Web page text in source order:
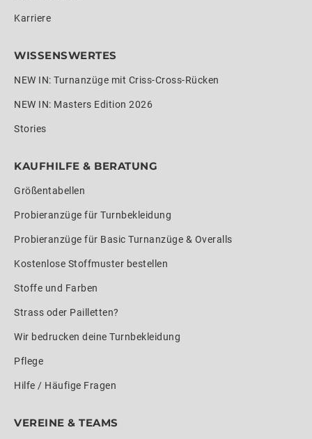
Karriere
WISSENSWERTES
NEW IN: Turnanzüge mit Criss-Cross-Rücken
NEW IN: Masters Edition 2026
Stories
KAUFHILFE & BERATUNG
Größentabellen
Probieranzüge für Turnbekleidung
Probieranzüge für Basic Turnanzüge & Overalls
Kostenlose Stoffmuster bestellen
Stoffe und Farben
Strass oder Pailletten?
Wir bedrucken deine Turnbekleidung
Pflege
Hilfe / Häufige Fragen
VEREINE & TEAMS